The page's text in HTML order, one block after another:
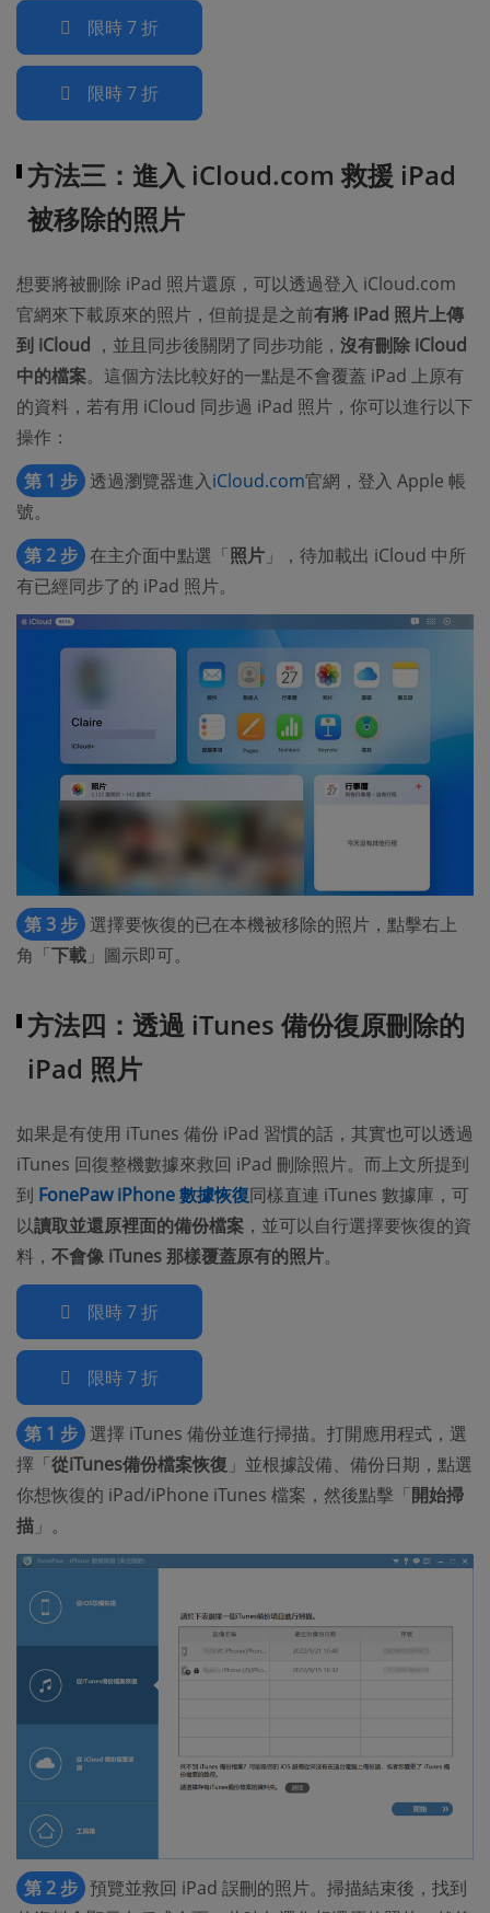
限時 7 折
限時 7 折
方法三：進入 iCloud.com 救援 iPad
被移除的照片
想要將被刪除 iPad 照片還原，可以透過登入 iCloud.com
官網來下載原來的照片，但前提是之前有將 iPad 照片上傳
到 iCloud ，並且同步後關閉了同步功能， 沒有刪除 iCloud
中的檔案。這個方法比較好的一點是不會覆蓋 iPad 上原有
的資料，若有用 iCloud 同步過 iPad 照片，你可以進行以下
操作：
第 1 步 透過瀏覽器進入iCloud.com官網，登入 Apple 帳
號。
第 2 步 在主介面中點選「照片 」，待加載出 iCloud 中所
有已經同步了的 iPad 照片。
第 3 步 選擇要恢復的已在本機被移除的照片，點擊右上
角「下載 」圖示即可。
方法四：透過 iTunes 備份復原刪除的
iPad 照片
如果是有使用 iTunes 備份 iPad 習慣的話，其實也可以透過
iTunes 回復整機數據來救回 iPad 刪除照片。而上文所提到
到 FonePaw iPhone 數據恢復同樣直連 iTunes 數據庫，可
以讀取並還原裡面的備份檔案 ，並可以自行選擇要恢復的資
料， 不會像 iTunes 那樣覆蓋原有的照片。
限時 7 折
限時 7 折
第 1 步 選擇 iTunes 備份並進行掃描。打開應用程式，選
擇「從iTunes備份檔案恢復 」並根據設備、備份日期，點選
你想恢復的 iPad/iPhone iTunes 檔案，然後點擊「開始掃
描 」。
第 2 步 預覽並救回 iPad 誤刪的照片。掃描結束後，找到